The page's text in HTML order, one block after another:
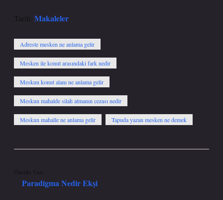
Tarih: Makaleler
Adreste mesken ne anlama gelir
Mesken ile konut arasındaki fark nedir
Meskun konut alanı ne anlama gelir
Meskun mahalde silah atmanın cezası nedir
Meskun mahalle ne anlama gelir Tapuda yazan mesken ne demek
Önceki Yazı
Paradigma Nedir Ekşi